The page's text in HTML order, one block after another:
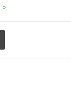
Tisknout